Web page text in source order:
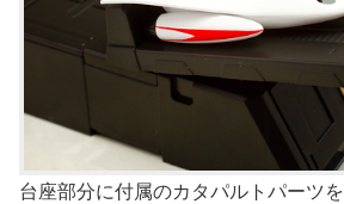
台座部分に付属のカタパルトパーツ